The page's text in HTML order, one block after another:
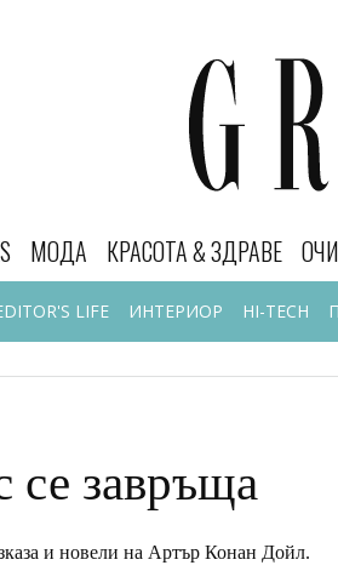
МОДА КРАСОТА & ЗДРАВЕ
LIFE ИНТЕРИОР HI-TECH
завръща
и новели на Артър Конан Дойл.